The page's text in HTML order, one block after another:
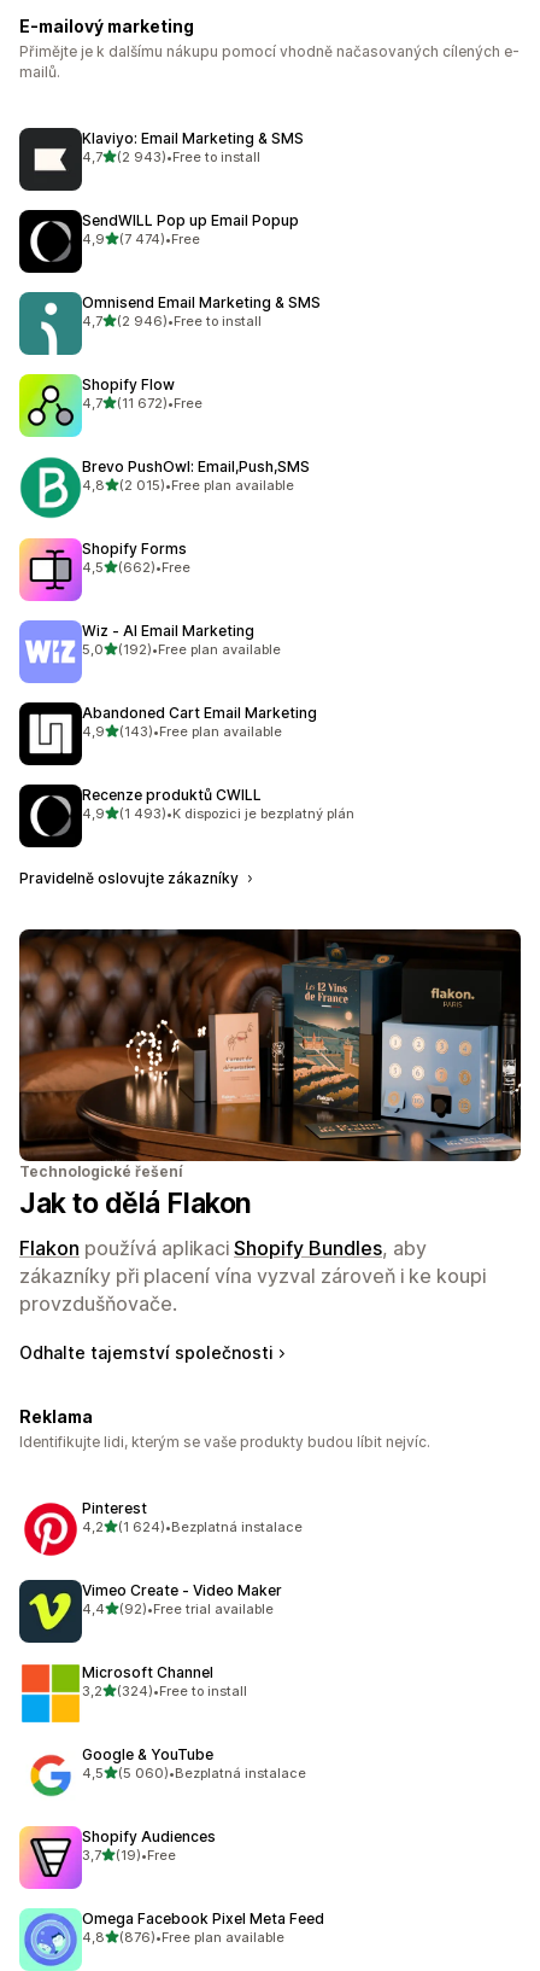
E-mailový marketing
Přimějte je k dalšímu nákupu pomocí vhodně načasovaných cílených e-
mailů.
Klaviyo: Email Marketing & SMS
4,7z 5 hvězd
(2 943)
Celkový počet recenzí: 2943
•Free to install
SendWILL Pop up Email Popup
4,9z 5 hvězd
(7 474)
Celkový počet recenzí: 7474
•Free
Omnisend Email Marketing & SMS
4,7z 5 hvězd
(2 946)
Celkový počet recenzí: 2946
•Free to install
Shopify Flow
4,7z 5 hvězd
(11 672)
Celkový počet recenzí: 11672
•Free
Brevo PushOwl: Email,Push,SMS
4,8z 5 hvězd
(2 015)
Celkový počet recenzí: 2015
•Free plan available
Shopify Forms
4,5z 5 hvězd
(662)
Celkový počet recenzí: 662
•Free
Wiz ‑ AI Email Marketing
5,0z 5 hvězd
(192)
Celkový počet recenzí: 192
•Free plan available
Abandoned Cart Email Marketing
4,9z 5 hvězd
(143)
Celkový počet recenzí: 143
•Free plan available
Recenze produktů CWILL
4,9z 5 hvězd
(1 493)
Celkový počet recenzí: 1493
•K dispozici je bezplatný plán
Pravidelně oslovujte zákazníky
Technologické řešení
Jak to dělá Flakon
Flakon používá aplikaci Shopify Bundles, aby
zákazníky při placení vína vyzval zároveň i ke koupi
provzdušňovače.
Odhalte tajemství společnosti
Reklama
Identifikujte lidi, kterým se vaše produkty budou líbit nejvíc.
Pinterest
4,2z 5 hvězd
(1 624)
Celkový počet recenzí: 1624
•Bezplatná instalace
Vimeo Create ‑ Video Maker
4,4z 5 hvězd
(92)
Celkový počet recenzí: 92
•Free trial available
Microsoft Channel
3,2z 5 hvězd
(324)
Celkový počet recenzí: 324
•Free to install
Google & YouTube
4,5z 5 hvězd
(5 060)
Celkový počet recenzí: 5060
•Bezplatná instalace
Shopify Audiences
3,7z 5 hvězd
(19)
Celkový počet recenzí: 19
•Free
Omega Facebook Pixel Meta Feed
4,8z 5 hvězd
(876)
Celkový počet recenzí: 876
•Free plan available